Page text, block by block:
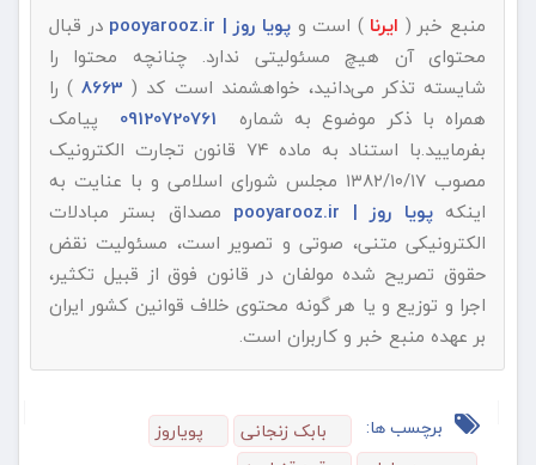
منبع خبر ( ایرنا ) است وپویا روز | pooyarooz.ir
در قبال
محتوای آن هیچ مسئولیتی ندارد. چنانچه محتوا را
شایسته تذکر می‌دانید، خواهشمند است کد (8663
) را
همراه با ذکر موضوع به شماره
پیامک
بفرمایید.با استناد به ماده ۷۴ قانون تجارت الکترونیک
مصوب ۱۳۸۲/۱۰/۱۷ مجلس شورای اسلامی و با عنایت به
اینکهپویا روز | pooyarooz.ir
مصداق بستر مبادلات
الکترونیکی متنی، صوتی و تصویر است، مسئولیت نقض
حقوق تصریح شده مولفان در قانون فوق از قبیل تکثیر،
اجرا و توزیع و یا هر گونه محتوی خلاف قوانین کشور ایران
بر عهده منبع خبر و کاربران است.
برچسب ها: بابک زنجانی
پویاروز